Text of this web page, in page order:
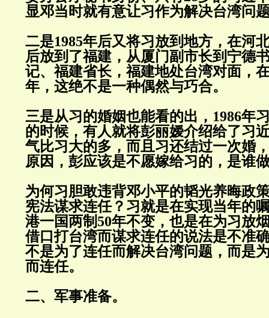
显邓当时就有意让习作为解决台湾问
二是1985年后又将习放到地方，在河
后放到了福建，从厦门副市长到宁德
记、福建省长，福建地处台湾对面，
年，这绝不是一种偶然与巧合。
三是从习的婚姻也能看的出，1986年
的时候，有人就将彭丽嫒介绍给了习
气比习大的多，而且习还结过一次婚
原因，彭应该是不愿嫁给习的，是谁
为何习胆敢违背邓小平的韬光养晦政
宪法谋求连任？习就是在实现当年的
港一国两制50年不变，也是在为习放
借口打台湾而谋求连任的说法是不准
不是为了连任而解决台湾问题，而是
而连任。
二、军事准备。